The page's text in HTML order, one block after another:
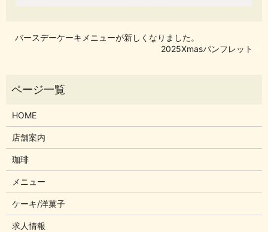
バースデーケーキメニューが新しくなりました。
2025Xmasパンフレット
HOME
店舗案内
珈琲
メニュー
ケーキ/洋菓子
求人情報